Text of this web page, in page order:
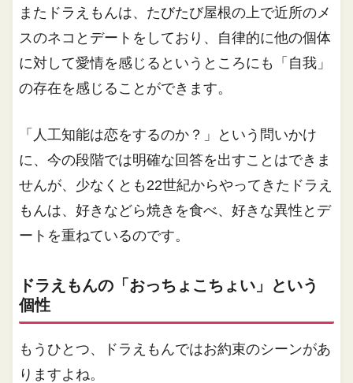
またドラえもんは、たびたび屋根の上で近所のメ
スのネコとデートをしており、自律的に他の個体
に対して愛情を感じるというところにも「自我」
の存在を感じることができます。
「人工知能は恋をするのか？」という問いかけ
に、今の段階では明確な回答を出すことはできま
せんが、少なくとも22世紀からやってきたドラえ
もんは、好きなどら焼きを食べ、好きな異性とデ
ートを重ねているのです。
ドラえもんの「おっちょこちょい」という
個性
もうひとつ、ドラえもんではお約束のシーンがあ
りますよね。